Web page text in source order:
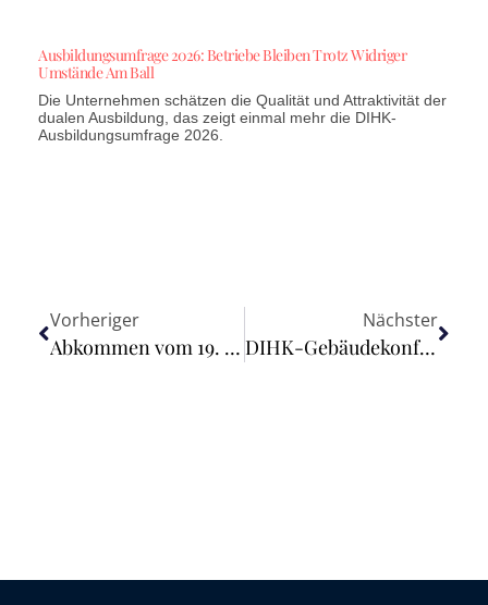
Ausbildungsumfrage 2026: Betriebe Bleiben Trotz Widriger
Umstände Am Ball
Die Unternehmen schätzen die Qualität und Attraktivität der
dualen Ausbildung, das zeigt einmal mehr die DIHK-
Ausbildungsumfrage 2026.
Vorheriger
Abkommen vom 19. Mai 2026 zwischen der Bundesrepublik Deutschland und der Ukraine zur Vermeidung der Doppelbesteuerung auf dem Gebiet der Steuern vom Einkommen sowie zur Verhinderung der Steuerverkürzung und -umgehung
Nächster
DIHK-Gebäudekonferenz: „Vielfalt im Gebäudesektor erfordert flexible, technologieoffene Lösungen“